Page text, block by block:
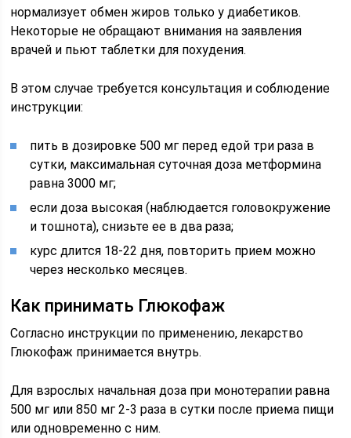
нормализует обмен жиров только у диабетиков.
Некоторые не обращают внимания на заявления
врачей и пьют таблетки для похудения.
В этом случае требуется консультация и соблюдение
инструкции:
пить в дозировке 500 мг перед едой три раза в
сутки, максимальная суточная доза метформина
равна 3000 мг;
если доза высокая (наблюдается головокружение
и тошнота), снизьте ее в два раза;
курс длится 18-22 дня, повторить прием можно
через несколько месяцев.
Как принимать Глюкофаж
Согласно инструкции по применению, лекарство
Глюкофаж принимается внутрь.
Для взрослых начальная доза при монотерапии равна
500 мг или 850 мг 2-3 раза в сутки после приема пищи
или одновременно с ним.